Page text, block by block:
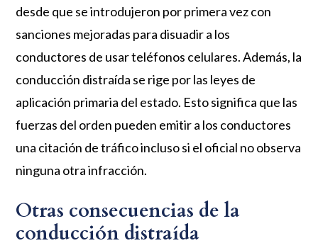
desde que se introdujeron por primera vez con
sanciones mejoradas para disuadir a los
conductores de usar teléfonos celulares. Además, la
conducción distraída se rige por las leyes de
aplicación primaria del estado. Esto significa que las
fuerzas del orden pueden emitir a los conductores
una citación de tráfico incluso si el oficial no observa
ninguna otra infracción.
Otras consecuencias de la
conducción distraída